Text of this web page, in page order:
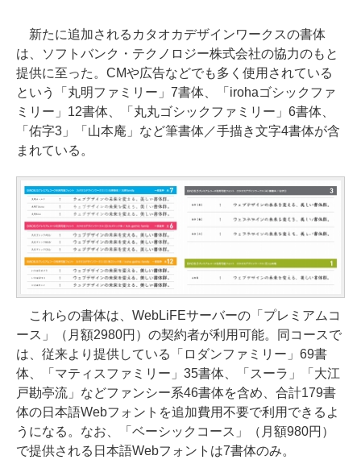
新たに追加されるカタオカデザインワークスの書体
は、ソフトバンク・テクノロジー株式会社の協力のもと
提供に至った。CMや広告などでも多く使用されている
という「丸明ファミリー」7書体、「irohaゴシックファ
ミリー」12書体、「丸丸ゴシックファミリー」6書体、
「佑字3」「山本庵」など筆書体／手描き文字4書体が含
まれている。
これらの書体は、WebLiFEサーバーの「プレミアムコ
ース」（月額2980円）の契約者が利用可能。同コースで
は、従来より提供している「ロダンファミリー」69書
体、「マティスファミリー」35書体、「スーラ」「大江
戸勘亭流」などファンシー系46書体を含め、合計179書
体の日本語Webフォントを追加費用不要で利用できるよ
うになる。なお、「ベーシックコース」（月額980円）
で提供される日本語Webフォントは7書体のみ。